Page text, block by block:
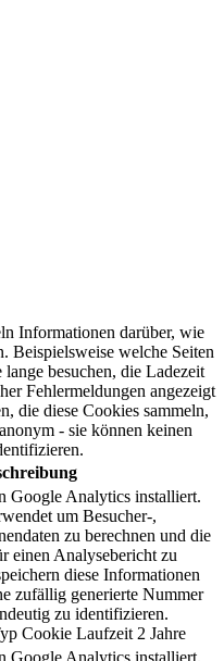
Informationen darüber, wie
Beispielsweise welche Seiten
besuchen, die Ladezeit
Fehlermeldungen angezeigt
die diese Cookies sammeln,
- sie können keinen
Google Analytics installiert.
um Besucher-,
zu berechnen und die
einen Analysebericht zu
diese Informationen
zufällig generierte Nummer
zu identifizieren.
Cookie Laufzeit 2 Jahre
Google Analytics installiert.